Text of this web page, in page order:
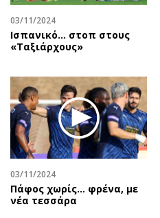
03/11/2024
Ισπανικό... στοπ στους
«Ταξιάρχους»
03/11/2024
Πάφος χωρίς... φρένα, με
νέα τεσσάρα